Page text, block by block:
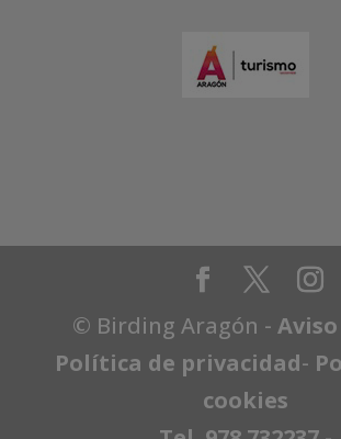
© Birding Aragón -
Política de privacidad-
cookies